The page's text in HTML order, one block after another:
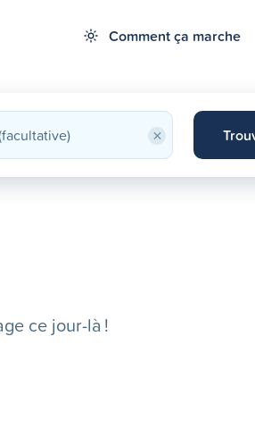
Comment ça marche
×
ce jour-là !